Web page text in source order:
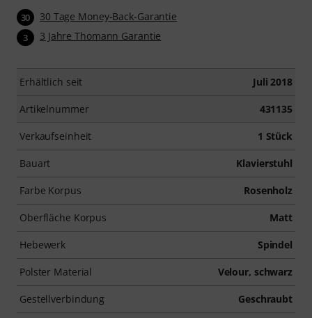
30 30 Tage Money-Back-Garantie
3 3 Jahre Thomann Garantie
Erhältlich seit Juli 2018
Artikelnummer 431135
Verkaufseinheit 1 Stück
Bauart Klavierstuhl
Farbe Korpus Rosenholz
Oberfläche Korpus Matt
Hebewerk Spindel
Polster Material Velour, schwarz
Gestellverbindung Geschraubt